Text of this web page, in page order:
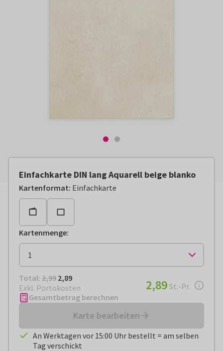
Einfachkarte DIN lang Aquarell beige blanko
Kartenformat: Einfachkarte
Kartenmenge:
Total: € 2,89
Total: 2,99 2,89
Exkl. Portokosten
€ 2,89pro Stück
2,89 St.-Pr.
Gesamtbetrag berechnen
Karte bearbeiten
An Werktagen vor 15:00 Uhr bestellt = am selben
Tag verschickt